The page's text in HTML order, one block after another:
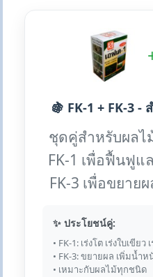
🍇 FK-1 + FK-3
ชุดคู่สำหรับผลไ
FK-1 เพื่อฟื้นฟูแ
FK-3 เพื่อขยาย
✨ ประโยชน์คู่:
• FK-1: เร่งโต เร่งใบเขียว
• FK-3: ขยายผล เพิ่มน้ำ
• เหมาะกับผลไม้ทุกชนิด